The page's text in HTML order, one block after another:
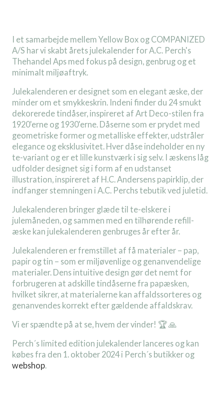
I et samarbejde mellem Yellow Box og COMPANIZED
A/S har vi skabt årets julekalender for A.C. Perch's
Thehandel Aps med fokus på design, genbrug og et
minimalt miljøaftryk.
Julekalenderen er designet som en elegant æske, der
minder om et smykkeskrin. Indeni finder du 24 smukt
dekorerede tindåser, inspireret af Art Deco-stilen fra
1920'erne og 1930'erne. Dåserne som er prydet med
geometriske former og metalliske effekter, udstråler
elegance og eksklusivitet. Hver dåse indeholder en ny
te-variant og er et lille kunstværk i sig selv. I æskens låg
udfolder designet sig i form af en udstanset
illustration, inspireret af H.C. Andersens papirklip, der
indfanger stemningen i A.C. Perchs tebutik ved juletid.
Julekalenderen bringer glæde til te-elskere i
julemåneden, og sammen med en tilhørende refill-
æske kan julekalenderen genbruges år efter år.
Julekalenderen er fremstillet af få materialer – pap,
papir og tin – som er miljøvenlige og genanvendelige
materialer. Dens intuitive design gør det nemt for
forbrugeren at adskille tindåserne fra papæsken,
hvilket sikrer, at materialerne kan affaldssorteres og
genanvendes korrekt efter gældende affaldskrav.
Vi er spændte på at se, hvem der vinder! 🏆 🙏
Perch´s limited edition julekalender lanceres og kan
købes fra den 1. oktober 2024 i Perch´s butikker og
webshop.